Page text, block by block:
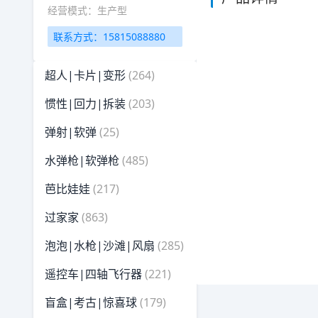
经营模式：生产型
联系方式：15815088880
超人|卡片|变形(264)
惯性|回力|拆装(203)
弹射|软弹(25)
水弹枪|软弹枪 (485)
芭比娃娃 (217)
过家家 (863)
泡泡|水枪|沙滩|风扇 (285)
遥控车|四轴飞行器(221)
盲盒|考古|惊喜球(179)